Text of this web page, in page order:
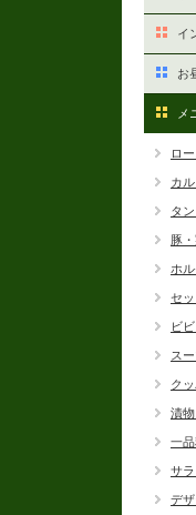
イ
お
メ
ロー
カル
タ
豚・
ホル
セッ
ビ
スー
クッ
漬物
一品
サラ
デザ